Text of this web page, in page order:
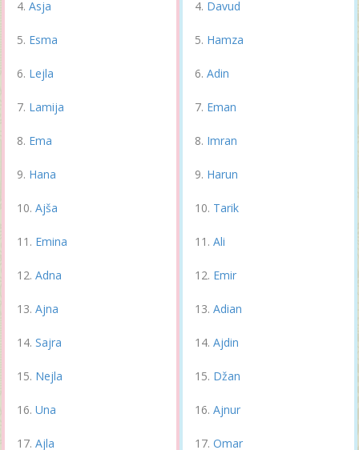
Asja
Esma
Lejla
Lamija
Ema
Hana
Ajša
Emina
Adna
Ajna
Sajra
Nejla
Una
Ajla
Davud
Hamza
Adin
Eman
Imran
Harun
Tarik
Ali
Emir
Adian
Ajdin
Džan
Ajnur
Omar